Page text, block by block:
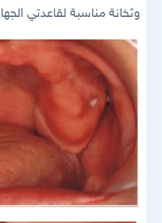
وثخانة مناسبة لقاعدتي